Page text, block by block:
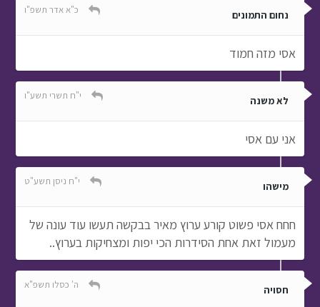
נחום התמונים כ"א אדר תשפ"ו
אסי מזה חמוד
לא משנה י"ח תשרי תשע"ו
אני עם אסי
מישהו י"ח ניסן תשע"ט
חחח אסי פשוט קורע ערוץ מאיר בבקשה תעשו עוד עונה של
מעמול זאת אחת הסידרות הכי יפות ומצחיקות בערוץ..
חסויה ה' כסלו תשפ"א